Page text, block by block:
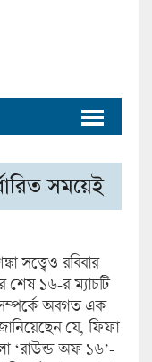
সময়েই
সত্ত্বেও রবিবার
শেষ ১৬-র ম্যাচটি
সম্পর্কে অবগত এক
যে, ফিফা
‘রাউন্ড অফ ১৬’-